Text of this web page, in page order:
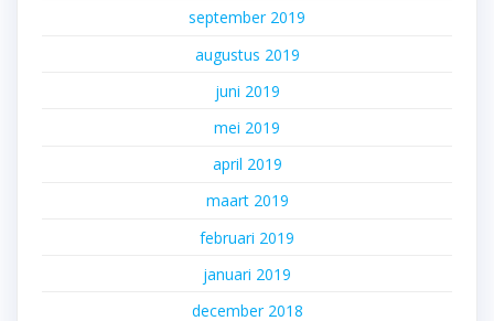
september 2019
augustus 2019
juni 2019
mei 2019
april 2019
maart 2019
februari 2019
januari 2019
december 2018